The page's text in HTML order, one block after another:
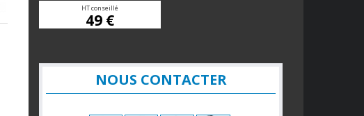
HT conseillé
49 €
NOUS CONTACTER